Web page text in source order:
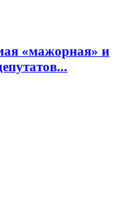
«мажорная» и